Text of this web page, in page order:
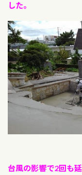
した。
台風の影響で2回も